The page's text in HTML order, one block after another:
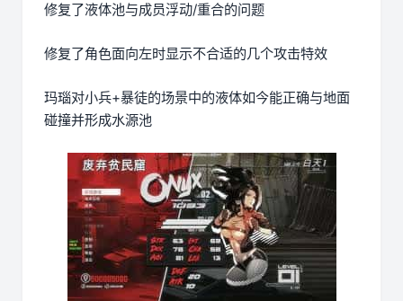
修复了液体池与成员浮动/重合的问题
修复了角色面向左时显示不合适的几个攻击特效
玛瑙对小兵+暴徒的场景中的液体如今能正确与地面
碰撞并形成水源池